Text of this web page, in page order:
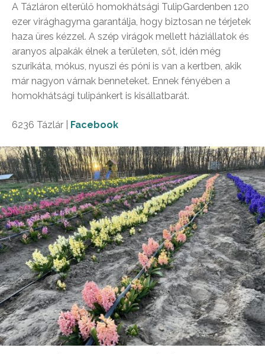
A Tázláron elterülő homokhátsági TulipGardenben 120
ezer virághagyma garantálja, hogy biztosan ne térjetek
haza üres kézzel. A szép virágok mellett háziállatok és
aranyos alpakák élnek a területen, sőt, idén még
szurikáta, mókus, nyuszi és póni is van a kertben, akik
már nagyon várnak benneteket. Ennek fényében a
homokhátsági tulipánkert is kisállatbarát.
6236 Tázlár | Facebook